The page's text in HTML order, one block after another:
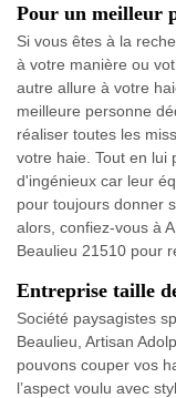
Pour un meilleur
Si vous êtes à la
à votre manière ou
autre allure à votre
meilleure personne
réaliser toutes les
votre haie. Tout en lui
d'ingénieux car leur
pour toujours donner
alors, confiez-vous à
Beaulieu 21510 pour
Entreprise taille
Société paysagistes
Beaulieu, Artisan
pouvons couper vos
l’aspect voulu avec